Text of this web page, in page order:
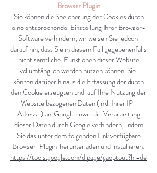
Browser Plugin
Sie können die Speicherung der Cookies durch
eine entsprechende Einstellung Ihrer Browser-
Software verhindern; wir weisen Sie jedoch
darauf hin, dass Sie in diesem Fall gegebenenfalls
nicht sämtliche Funktionen dieser Website
vollumfänglich werden nutzen können. Sie
können darüber hinaus die Erfassung der durch
den Cookie erzeugten und auf Ihre Nutzung der
Website bezogenen Daten (inkl. Ihrer IP-
Adresse) an Google sowie die Verarbeitung
dieser Daten durch Google verhindern, indem
Sie das unter dem folgenden Link verfügbare
Browser-Plugin herunterladen und installieren:
https://tools.google.com/dlpage/gaoptout?hl=de